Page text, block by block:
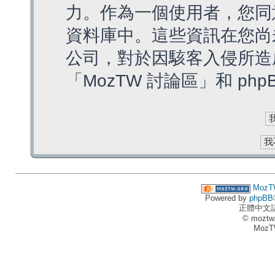
力。作為一個使用者，您
資料庫中。這些資訊在您
公司，對於因駭客入侵所
「MozTW 討論區」和
Powered by phpBB
正體中文
©